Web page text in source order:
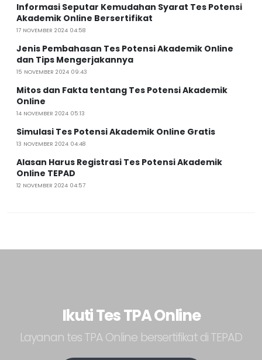
Informasi Seputar Kemudahan Syarat Tes Potensi
Akademik Online Bersertifikat
17 NOVEMBER 2024 04:58
Jenis Pembahasan Tes Potensi Akademik Online
dan Tips Mengerjakannya
15 NOVEMBER 2024 09:43
Mitos dan Fakta tentang Tes Potensi Akademik
Online
14 NOVEMBER 2024 05:13
Simulasi Tes Potensi Akademik Online Gratis
13 NOVEMBER 2024 04:48
Alasan Harus Registrasi Tes Potensi Akademik
Online TEPAD
12 NOVEMBER 2024 04:57
Ikuti Tes TPA Online
Layanan tes TPA Online bersertifikat di TEPAD